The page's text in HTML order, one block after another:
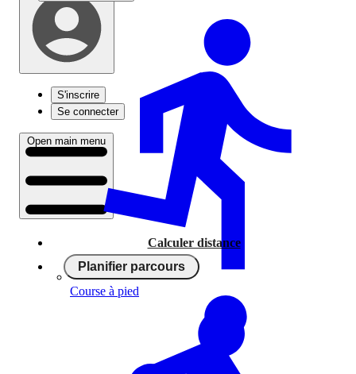
S'inscrire
Se connecter
Open main menu
Calculer distance
Planifier parcours
Course à pied